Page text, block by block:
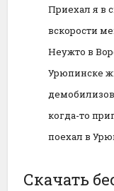
Приехал я в
вскорости
Неужто в
Урюпинске
когда-то
поехал в
Скачать